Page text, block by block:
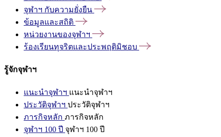
จุฬาฯ กับความยั่งยืน
ข้อมูลและสถิติ
หน่วยงานของจุฬาฯ
ร้องเรียนทุจริตและประพฤติมิชอบ
รู้จักจุฬาฯ
แนะนำจุฬาฯ แนะนำจุฬาฯ
ประวัติจุฬาฯ ประวัติจุฬาฯ
ภารกิจหลัก ภารกิจหลัก
จุฬาฯ 100 ปี จุฬาฯ 100 ปี